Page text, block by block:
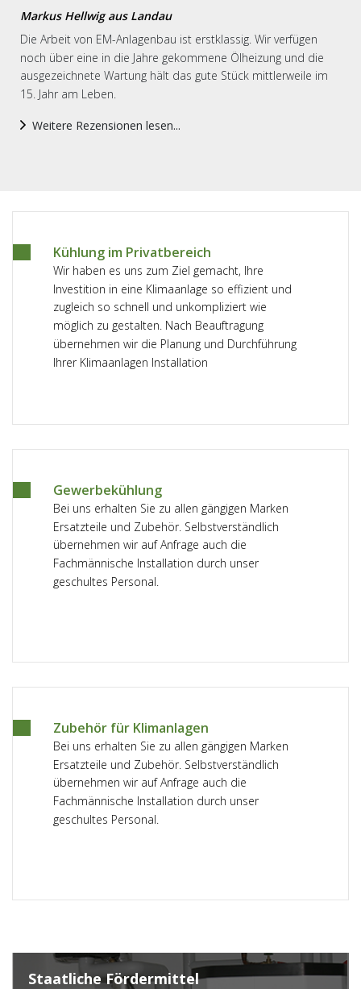
Markus Hellwig aus Landau
Die Arbeit von EM-Anlagenbau ist erstklassig. Wir verfügen
noch über eine in die Jahre gekommene Ölheizung und die
ausgezeichnete Wartung hält das gute Stück mittlerweile im
15. Jahr am Leben.
Weitere Rezensionen lesen...
Kühlung im Privatbereich
Wir haben es uns zum Ziel gemacht, Ihre
Investition in eine Klimaanlage so effizient und
zugleich so schnell und unkompliziert wie
möglich zu gestalten. Nach Beauftragung
übernehmen wir die Planung und Durchführung
Ihrer Klimaanlagen Installation
Gewerbekühlung
Bei uns erhalten Sie zu allen gängigen Marken
Ersatzteile und Zubehör. Selbstverständlich
übernehmen wir auf Anfrage auch die
Fachmännische Installation durch unser
geschultes Personal.
Zubehör für Klimanlagen
Bei uns erhalten Sie zu allen gängigen Marken
Ersatzteile und Zubehör. Selbstverständlich
übernehmen wir auf Anfrage auch die
Fachmännische Installation durch unser
geschultes Personal.
Staatliche Fördermittel